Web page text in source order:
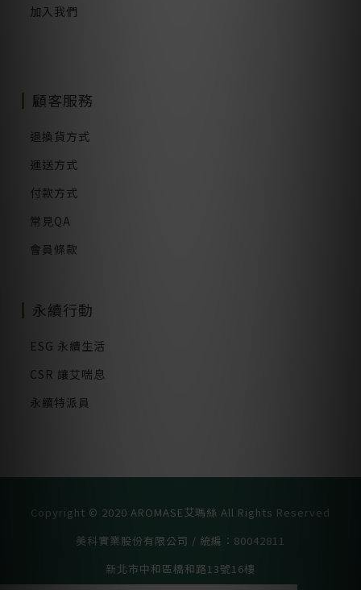
加入我們
顧客服務
退換貨方式
運送方式
付款方式
常見QA
會員條款
永續行動
ESG 永續生活
CSR 讓艾喘息
永續特派員
Copyright © 2020 AROMASE艾瑪絲 All Rights Reserved
美科實業股份有限公司 / 統編：80042811
新北市中和區橋和路13號16樓